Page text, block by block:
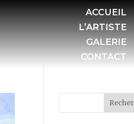
ACCUEIL
L’ARTISTE
GALERIE
CONTACT